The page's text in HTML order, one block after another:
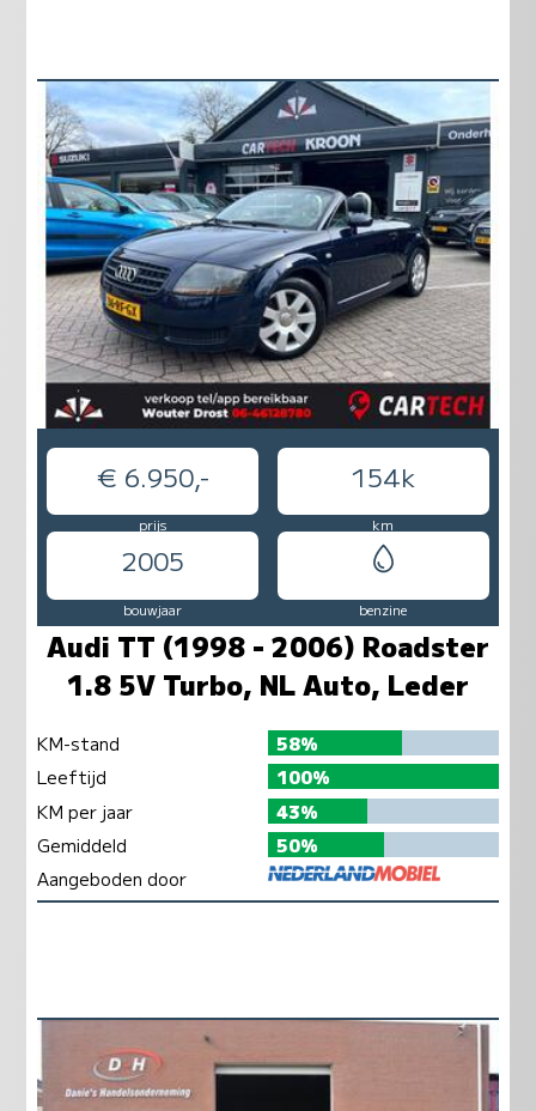
€ 6.950,- 154k
prijs km
2005
bouwjaar benzine
Audi TT (1998 - 2006) Roadster
1.8 5V Turbo, NL Auto, Leder
KM-stand
58%
Leeftijd
100%
KM per jaar
43%
Gemiddeld
50%
Aangeboden door